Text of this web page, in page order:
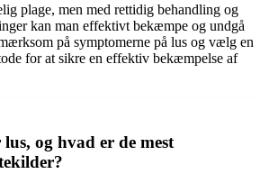
plage, men med rettidig behandling og
kan man effektivt bekæmpe og undgå
på symptomerne på lus og vælg en
for at sikre en effektiv bekæmpelse af
og hvad er de mest